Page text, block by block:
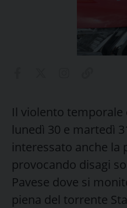
Il violento temporale
lunedì 30 e martedì
interessato anche la
provocando disagi
Pavese dove si
piena del torrente